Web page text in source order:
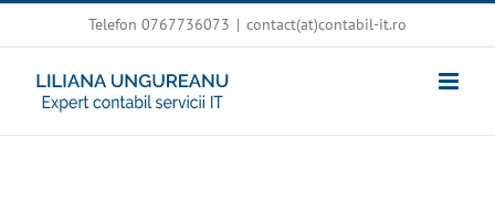
to
content
Telefon 0767736073 | contact(at)contabil-it.ro